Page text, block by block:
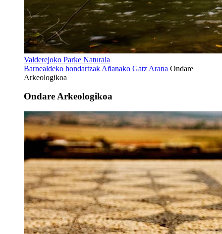
Valderejoko Parke Naturala
Barnealdeko hondartzak Añanako Gatz Arana Ondare
Arkeologikoa
Ondare Arkeologikoa